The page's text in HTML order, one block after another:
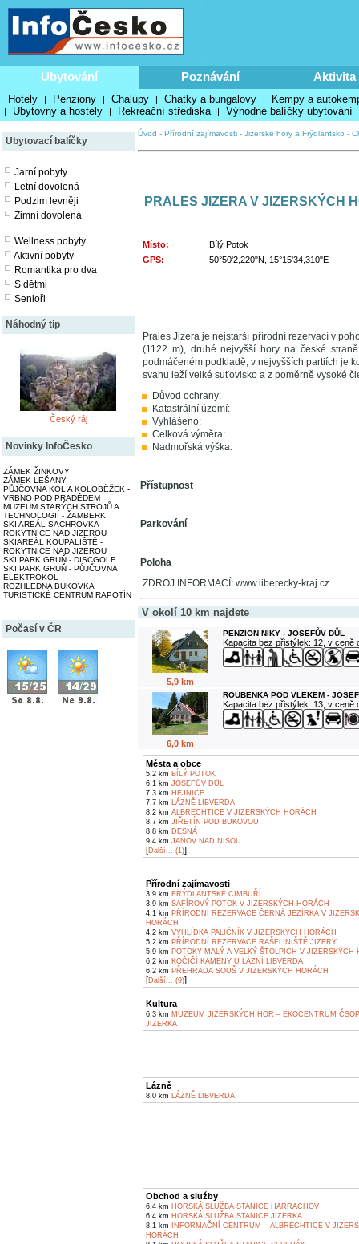
Ubytování Poznávání Aktivita
Hotely | Penziony | Chalupy | Chatky a bungalovy | Kempy a
| Ubytovny a hostely | Rekreační střediska | Výhodné balíčky ubytování
Ubytovací balíčky
Jarní pobyty
Letní dovolená
Podzim levněji
Zimní dovolená
Wellness pobyty
Aktivní pobyty
Romantika pro dva
S dětmi
Senioři
Náhodný tip
Český ráj
Novinky InfoČesko
ZÁMEK ŽINKOVY
ZÁMEK LEŠANY
PŮJČOVNA KOL A KOLOBĚŽEK -
VRBNO POD PRADĚDEM
MUZEUM STARÝCH STROJŮ A
TECHNOLOGIÍ - ŽAMBERK
SKI AREÁL SACHROVKA -
ROKYTNICE NAD JIZEROU
SKIAREÁL KOUPALIŠTĚ -
ROKYTNICE NAD JIZEROU
SKI PARK GRUŇ - DISCGOLF
SKI PARK GRUŇ - PŮJČOVNA
ELEKTROKOL
ROZHLEDNA BUKOVKA
TURISTICKÉ CENTRUM RAPOTÍN
Počasí v ČR
Úvod - Přírodní zajímavosti - Jizerské hory a Frýdlantsko -
PRALES JIZERA V JIZERSKÝCH
Místo:
Bílý Potok
GPS:
50°50'2,220"N, 15°15'34,310"E
Prales Jizera je nejstarší přírodní rezervací v
(1122 m), druhé nejvyšší hory na české
podmáčeném podkladě, v nejvyšších partiích je
svahu leží velké suťovisko a z poměrně vysoké
Důvod ochrany:
Katastrální území:
Vyhlášeno:
Celková výměra:
Nadmořská výška:
Přístupnost
Parkování
Poloha
ZDROJ INFORMACÍ: www.liberecky-kraj.cz
V okolí 10 km najdete
5,9 km
PENZION NIKY - JOSEFŮV DŮL
Kapacita bez přistýlek: 12, v ceně
6,0 km
ROUBENKA POD VLEKEM -
Kapacita bez přistýlek: 13, v ceně
Města a obce
5,2 km BÍLÝ POTOK
6,1 km JOSEFŮV DŮL
7,3 km HEJNICE
7,7 km LÁZNĚ LIBVERDA
8,2 km ALBRECHTICE V JIZERSKÝCH HORÁCH
8,7 km JIŘETÍN POD BUKOVOU
8,8 km DESNÁ
9,4 km JANOV NAD NISOU
[Další... (1)]
Přírodní zajímavosti
3,9 km FRÝDLANTSKÉ CIMBUŘÍ
3,9 km SAFÍROVÝ POTOK V JIZERSKÝCH HORÁCH
4,1 km PŘÍRODNÍ REZERVACE ČERNÁ JEZÍRKA V
HORÁCH
4,2 km VYHLÍDKA PALIČNÍK V JIZERSKÝCH HORÁCH
5,2 km PŘÍRODNÍ REZERVACE RAŠELINIŠTĚ JIZERY
5,9 km POTOKY MALÝ A VELKÝ ŠTOLPICH V JIZERSKÝCH
6,2 km KOČIČÍ KAMENY U LÁZNÍ LIBVERDA
6,2 km PŘEHRADA SOUŠ V JIZERSKÝCH HORÁCH
[Další... (9)]
Kultura
6,3 km MUZEUM JIZERSKÝCH HOR – EKOCENTRUM ČSOP
JIZERKA
Lázně
8,0 km LÁZNĚ LIBVERDA
Obchod a služby
6,4 km HORSKÁ SLUŽBA STANICE HARRACHOV
6,4 km HORSKÁ SLUŽBA STANICE JIZERKA
8,1 km INFORMAČNÍ CENTRUM – ALBRECHTICE V
HORÁCH